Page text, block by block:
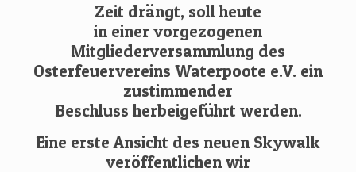
Zeit drängt, soll heute
in einer vorgezogenen
Mitgliederversammlung des
Osterfeuervereins Waterpoote e.V. ein
zustimmender
Beschluss herbeigeführt werden.
Eine erste Ansicht des neuen Skywalk
veröffentlichen wir